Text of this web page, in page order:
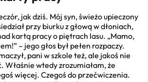
jak dziś. Mój syn, świeżo upieczony
przy biurku z głową w dłoniach,
kartą pracy o piętrach lasu. „Mamo,
– jego głos był pełen rozpaczy.
pani w szkole też, ale jakoś nie
Właśnie wtedy zrozumiałam, że
więcej. Czegoś do przećwiczenia.